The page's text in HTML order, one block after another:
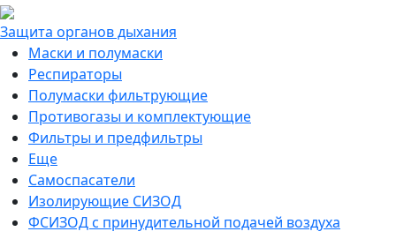
Защита органов дыхания
Маски и полумаски
Респираторы
Полумаски фильтрующие
Противогазы и комплектующие
Фильтры и предфильтры
Еще
Самоспасатели
Изолирующие СИЗОД
ФСИЗОД с принудительной подачей воздуха